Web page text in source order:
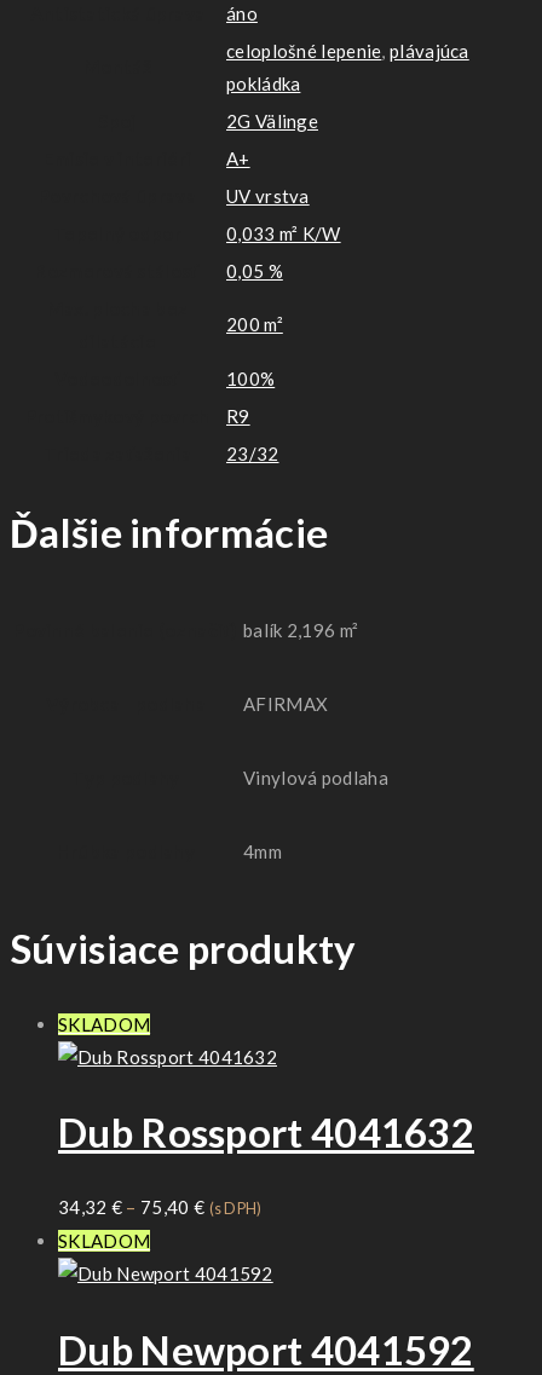
áno
celoplošné lepenie,plávajúca
pokládka
2G Välinge
A+
UV vrstva
0,033 m² K/W
0,05 %
200 m²
100%
R9
23/32
Ďalšie informácie
balík 2,196 m²
AFIRMAX
Vinylová podlaha
4mm
Súvisiace produkty
SKLADOM
Dub Rossport 4041632
34,32 € – 75,40 €Price
34,32 €
(s DPH)
SKLADOM
Dub Newport 4041592